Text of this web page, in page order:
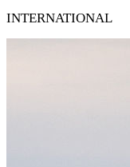
INTERNATIONAL